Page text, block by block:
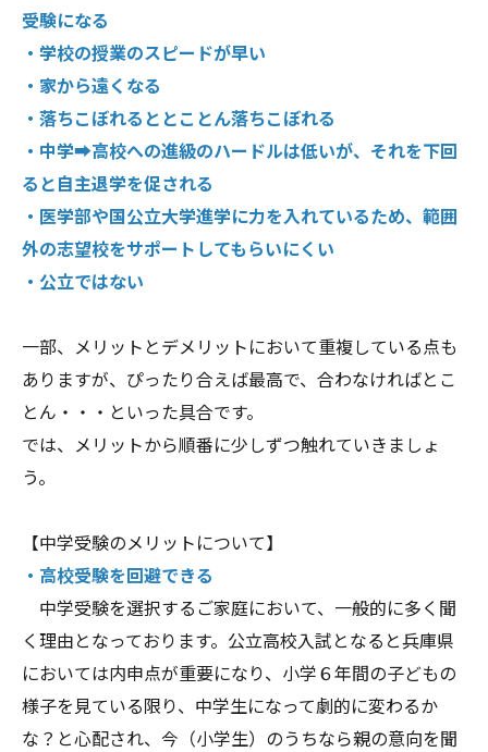
受験になる
・学校の授業のスピードが早い
・家から遠くなる
・落ちこぼれるととことん落ちこぼれる
・中学➡高校への進級のハードルは低いが、それを下回
ると自主退学を促される
・医学部や国公立大学進学に力を入れているため、範囲
外の志望校をサポートしてもらいにくい
・公立ではない
一部、メリットとデメリットにおいて重複している点も
ありますが、ぴったり合えば最高で、合わなければとこ
とん・・・といった具合です。
では、メリットから順番に少しずつ触れていきましょ
う。
【中学受験のメリットについて】
・高校受験を回避できる
中学受験を選択するご家庭において、一般的に多く聞
く理由となっております。公立高校入試となると兵庫県
においては内申点が重要になり、小学６年間の子どもの
様子を見ている限り、中学生になって劇的に変わるか
な？と心配され、今（小学生）のうちなら親の意向を聞